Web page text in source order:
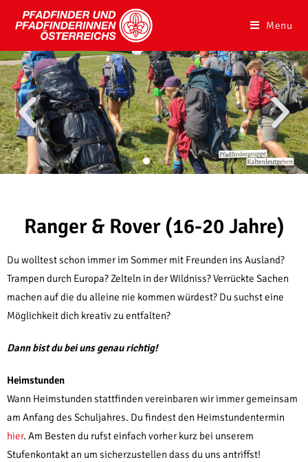
Menu
Ranger & Rover (16-20 Jahre)
Du wolltest schon immer im Sommer mit Freunden ins Ausland?
Trampen durch Europa? Zelteln in der Wildniss? Verrückte Sachen
machen auf die du alleine nie kommen würdest? Du suchst eine
Möglichkeit dich kreativ zu entfalten?
Dann bist du bei uns genau richtig!
Heimstunden
Wann Heimstunden stattfinden vereinbaren wir immer gemeinsam
am Anfang des Schuljahres. Du findest den Heimstundentermin
hier. Am Besten du rufst einfach vorher kurz bei unserem
Stufenkontakt an um sicherzustellen dass du uns antriffst!